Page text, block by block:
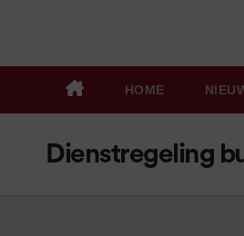
HOME
Dienstregeling